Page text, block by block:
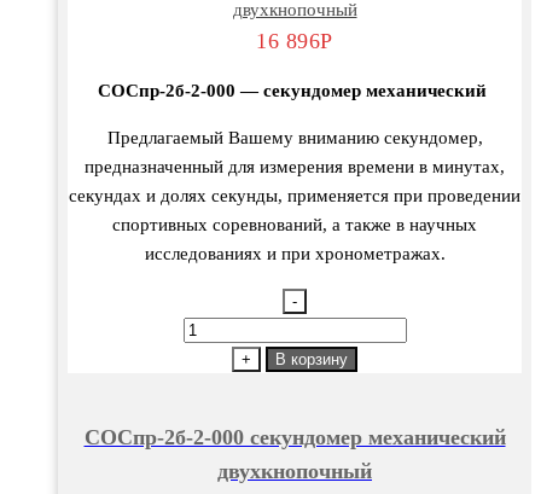
двухкнопочный
16 896Р
СОСпр-2б-2-000 — секундомер механический
Предлагаемый Вашему вниманию секундомер,
предназначенный для измерения времени в минутах,
секундах и долях секунды, применяется при проведении
спортивных соревнований, а также в научных
исследованиях и при хронометражах.
-
Количество
секундомер
механический
+ В корзину
СОСпр-2б-2-000 секундомер механический
двухкнопочный